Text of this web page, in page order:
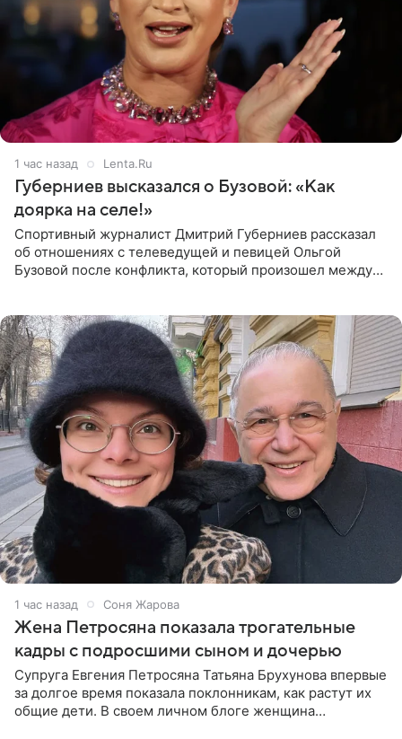
1 час назад Lenta.Ru
Губерниев высказался о Бузовой: «Как
доярка на селе!»
Спортивный журналист Дмитрий Губерниев рассказал
об отношениях с телеведущей и певицей Ольгой
Бузовой после конфликта, который произошел между
1 час назад Соня Жарова
Жена Петросяна показала трогательные
кадры с подросшими сыном и дочерью
Супруга Евгения Петросяна Татьяна Брухунова впервые
за долгое время показала поклонникам, как растут их
общие дети. В своем личном блоге женщина